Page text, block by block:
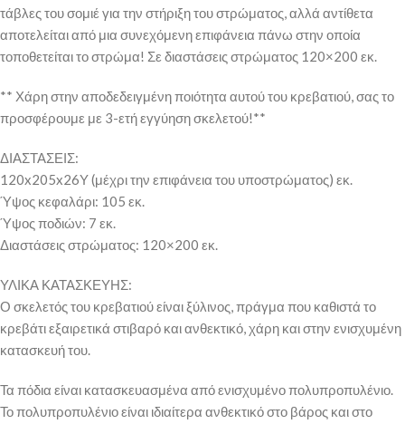
τάβλες του σομιέ για την στήριξη του στρώματος, αλλά αντίθετα
αποτελείται από μια συνεχόμενη επιφάνεια πάνω στην οποία
τοποθετείται το στρώμα! Σε διαστάσεις στρώματος 120×200 εκ.
** Χάρη στην αποδεδειγμένη ποιότητα αυτού του κρεβατιού, σας το
προσφέρουμε με 3-ετή εγγύηση σκελετού!**
ΔΙΑΣΤΑΣΕΙΣ:
120x205x26Υ (μέχρι την επιφάνεια του υποστρώματος) εκ.
Ύψος κεφαλάρι: 105 εκ.
Ύψος ποδιών: 7 εκ.
Διαστάσεις στρώματος: 120×200 εκ.
ΥΛΙΚΑ ΚΑΤΑΣΚΕΥΗΣ:
Ο σκελετός του κρεβατιού είναι ξύλινος, πράγμα που καθιστά το
κρεβάτι εξαιρετικά στιβαρό και ανθεκτικό, χάρη και στην ενισχυμένη
κατασκευή του.
Τα πόδια είναι κατασκευασμένα από ενισχυμένο πολυπροπυλένιο.
Το πολυπροπυλένιο είναι ιδιαίτερα ανθεκτικό στο βάρος και στο